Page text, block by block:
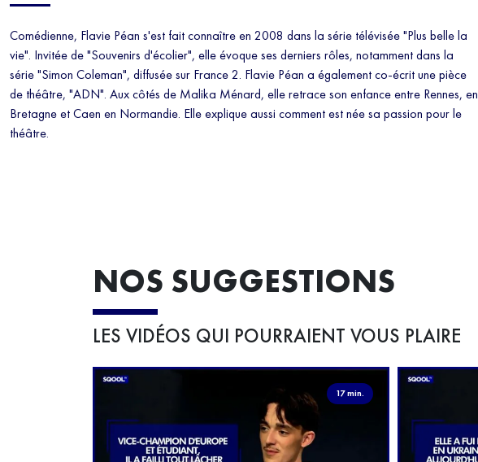
Comédienne, Flavie Péan s'est fait connaître en 2008 dans la série télévisée "Plus belle la
vie". Invitée de "Souvenirs d'écolier", elle évoque ses derniers rôles, notamment dans la
série "Simon Coleman", diffusée sur France 2. Flavie Péan a également co-écrit une pièce
de théâtre, "ADN". Aux côtés de Malika Ménard, elle retrace son enfance entre Rennes, en
Bretagne et Caen en Normandie. Elle explique aussi comment est née sa passion pour le
théâtre.
NOS SUGGESTIONS
LES VIDÉOS QUI POURRAIENT VOUS PLAIRE
17 min.